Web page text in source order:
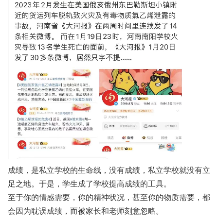
成绩，是私立学校的生命线，没有成绩，私立学校就没有立
足之地。于是，学生成了学校提高成绩的工具。
至于你的情感需要，你的精神状况，甚至你的物质需要，都
会因为耽误成绩，而被家长和老师刻意忽略。